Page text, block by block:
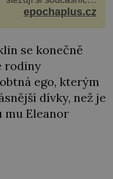
princ se dnes
epochaplus.cz
se konečně
rodiny
ego, kterým
dívky, než je
mu Eleanor